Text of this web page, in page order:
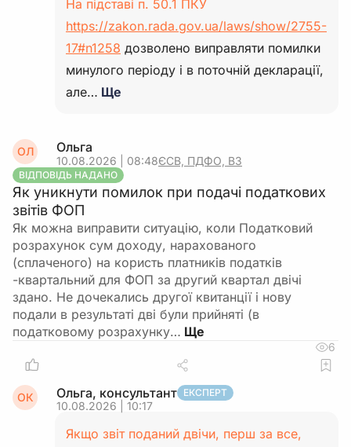
На підставі п. 50.1 ПКУ
https://zakon.rada.gov.ua/laws/show/2755-
17#n1258 дозволено виправляти помилки
минулого періоду і в поточній декларації,
але… Ще
ОЛ Ольга
10.08.2026 | 08:48ЄСВ, ПДФО, ВЗ
ВІДПОВІДЬ НАДАНО
Як уникнути помилок при подачі податкових
звітів ФОП
Як можна виправити ситуацію, коли Податковий
розрахунок сум доходу, нарахованого
(сплаченого) на користь платників податків
-квартальний для ФОП за другий квартал двічі
здано. Не дочекались другої квитанції і нову
подали в результаті дві були прийняті (в
податковому розрахунку…
6
ОК Ольга, консультант ЕКСПЕРТ
10.08.2026 | 10:17
Якщо звіт поданий двічи, перш за все,